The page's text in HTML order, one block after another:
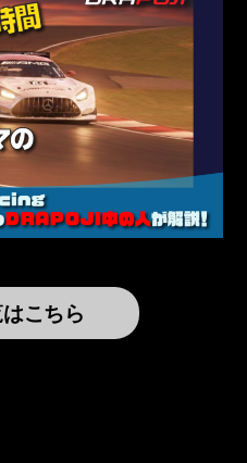
こちら